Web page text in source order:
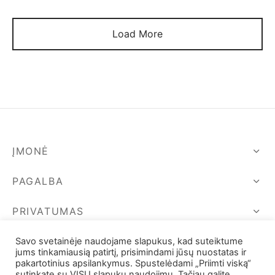
80,00 €.
80,00 €.
Load More
ĮMONĖ
PAGALBA
PRIVATUMAS
SEKIME MUS
Savo svetainėje naudojame slapukus, kad suteiktume
jums tinkamiausią patirtį, prisimindami jūsų nuostatas ir
pakartotinius apsilankymus. Spustelėdami „Priimti viską“